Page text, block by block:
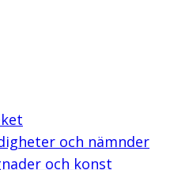
och nämnder
och konst